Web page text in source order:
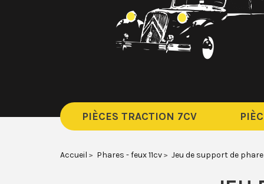
PIÈCES TRACTION 7CV
Accueil Phares - feux 11cv Jeu de support de